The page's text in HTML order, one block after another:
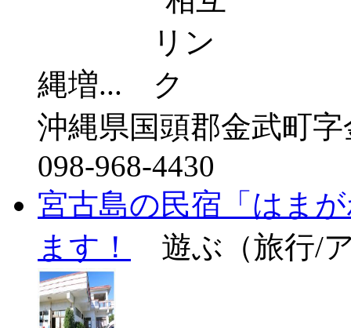
縄増...
沖縄県国頭郡金武町字
098-968-4430
宮古島の民宿「はま
ます！
遊ぶ（旅行/